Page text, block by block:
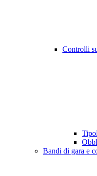
Controlli
Bandi di gara e